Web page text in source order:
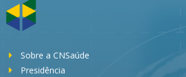
Sobre a CNSaúde
Presidência